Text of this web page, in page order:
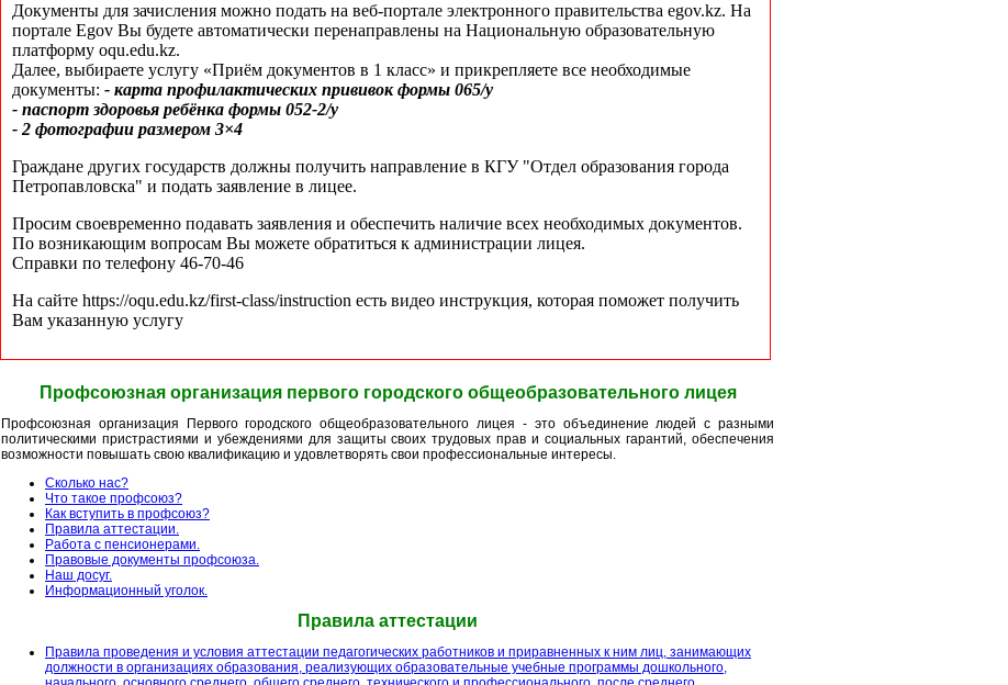
Документы для зачисления можно подать на веб-портале электронного правительства egov.kz. На
портале Egov Вы будете автоматически перенаправлены на Национальную образовательную
платформу oqu.edu.kz.
Далее, выбираете услугу «Приём документов в 1 класс» и прикрепляете все необходимые
документы: - карта профилактических прививок формы 065/у
- паспорт здоровья ребёнка формы 052-2/у
- 2 фотографии размером 3×4
Граждане других государств должны получить направление в КГУ "Отдел образования города
Петропавловска" и подать заявление в лицее.
Просим своевременно подавать заявления и обеспечить наличие всех необходимых документов.
По возникающим вопросам Вы можете обратиться к администрации лицея.
Справки по телефону 46-70-46
На сайте https://oqu.edu.kz/first-class/instruction есть видео инструкция, которая поможет получить
Вам указанную услугу
Профсоюзная организация первого городского общеобразовательного лицея
Профсоюзная организация Первого городского общеобразовательного лицея - это объединение людей с разными
политическими пристрастиями и убеждениями для защиты своих трудовых прав и социальных гарантий, обеспечения
возможности повышать свою квалификацию и удовлетворять свои профессиональные интересы.
Сколько нас?
Что такое профсоюз?
Как вступить в профсоюз?
Правила аттестации.
Работа с пенсионерами.
Правовые документы профсоюза.
Наш досуг.
Информационный уголок.
Правила аттестации
Правила проведения и условия аттестации педагогических работников и приравненных к ним лиц, занимающих
должности в организациях образования, реализующих образовательные учебные программы дошкольного,